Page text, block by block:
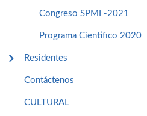
Congreso SPMI -2021
Programa Cientifico 2020
Residentes
Contáctenos
CULTURAL